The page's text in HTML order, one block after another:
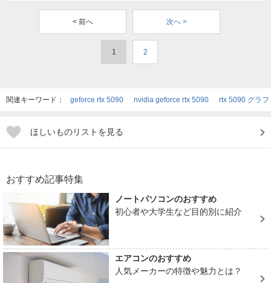
< 前へ 次へ >
1 2
関連キーワード： geforce rtx 5090 nvidia geforce rtx 5090 rtx 5090 グラフ
ほしいものリストを見る
おすすめ記事特集
ノートパソコンのおすすめ
初心者や大学生など目的別に紹介
エアコンのおすすめ
人気メーカーの特徴や魅力とは？